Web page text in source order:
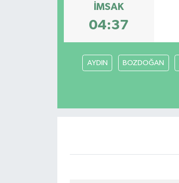
İMSAK
04:37
AYDIN BOZDOĞAN